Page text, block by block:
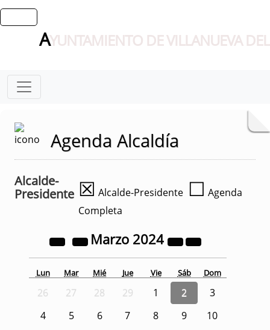
AYUNTAMIENTO DE VILLANUEVA
Agenda Alcaldía
Alcalde-
Presidente ☒ Alcalde-Presidente ☐ Agenda
Completa
Marzo 2024
Lun Mar Mié Jue Vie Sáb Dom
26 27 28 29 1 2
3
4
5 6 7 8 9
10